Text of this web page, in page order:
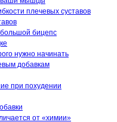
плечевых суставов
бицепс
нужно начинать
добавкам
при похудении
от «химии»